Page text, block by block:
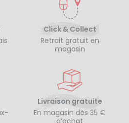
Click & Collect
Retrait gratuit en
magasin
Livraison gratuite
En magasin dès 35 €